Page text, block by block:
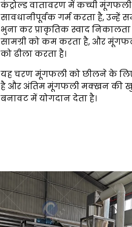
कंट्रोल्ड वातावरण में कच्ची
सावधानीपूर्वक गर्म करता है, उन्हें
भुना कर प्राकृतिक स्वाद निकालता
सामग्री को कम करता है, और
को ढीला करता है।
यह चरण मूंगफली को छीलने के
है और अंतिम मूंगफली मक्खन की
बनावट में योगदान देता है।